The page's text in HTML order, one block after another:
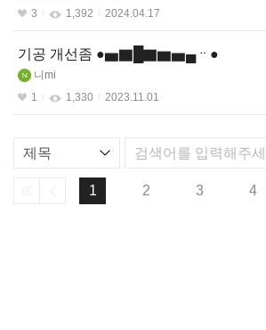
3
1,392 2024.04.17
기공 개선좀 ●▅▇█▇▆▅▄ᆢ●
니mi
1
1,330 2023.11.01
리
스
1 2 3 4